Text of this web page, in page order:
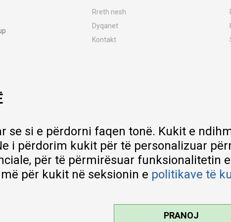
Rreth nesh
Dyqanet
Kontakt
Lista e çmimeve
se si e përdorni faqen tonë. Kukit e
i përdorim kukit për të personalizuar
për të përmirësuar funksionalitetin
për kukit në seksionin e politikave të
PRANOJ